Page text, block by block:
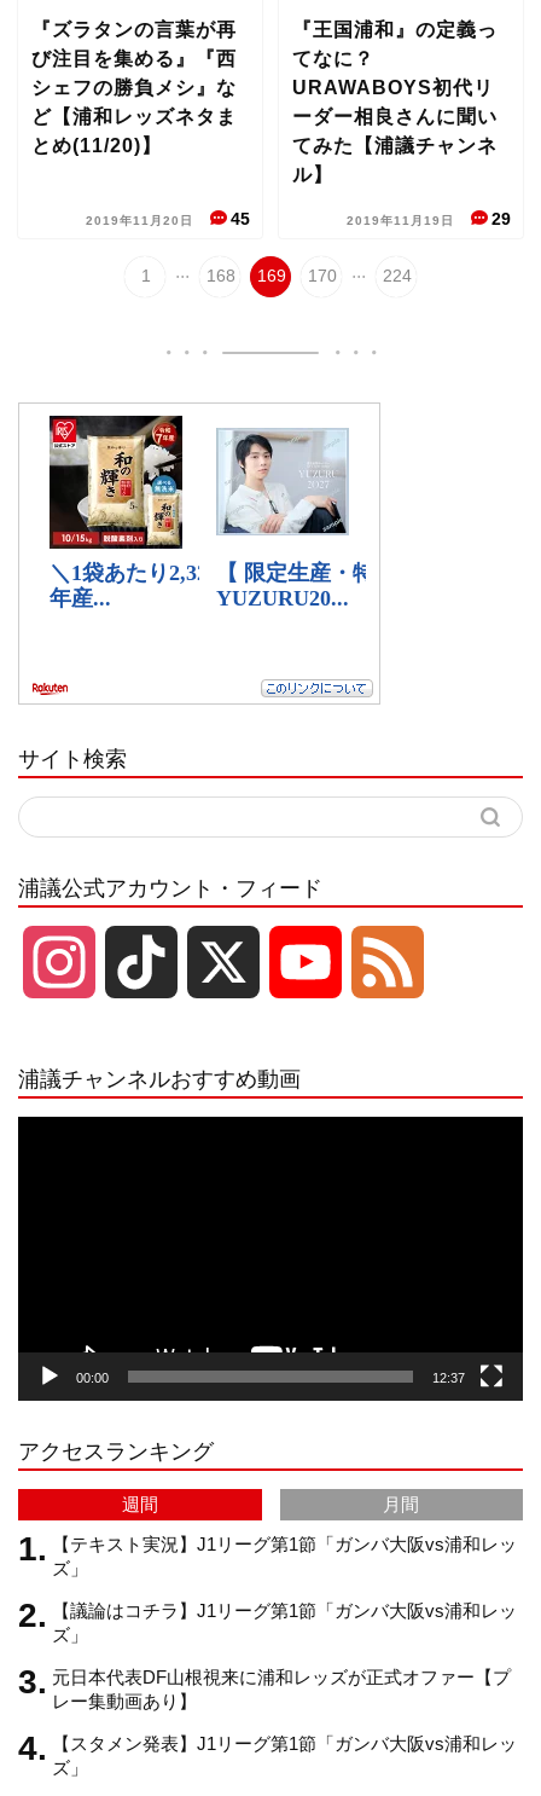
『ズラタンの言葉が再
び注目を集める』『西
シェフの勝負メシ』な
ど【浦和レッズネタま
とめ(11/20)】
2019年11月20日 45
『王国浦和』の定義っ
てなに？
URAWABOYS初代リ
ーダー相良さんに聞い
てみた【浦議チャンネ
ル】
2019年11月19日 29
1 ... 168 169 170 ... 224
サイト検索
浦議公式アカウント・フィード
r
a
m
e
C
h
a
n
n
浦議チャンネルおすすめ動画
00:00 12:37
アクセスランキング
週間
月間
【テキスト実況】J1リーグ第1節「ガンバ大阪vs浦和レッ
ズ」
【議論はコチラ】J1リーグ第1節「ガンバ大阪vs浦和レッ
ズ」
元日本代表DF山根視来に浦和レッズが正式オファー【プ
レー集動画あり】
【スタメン発表】J1リーグ第1節「ガンバ大阪vs浦和レッ
ズ」